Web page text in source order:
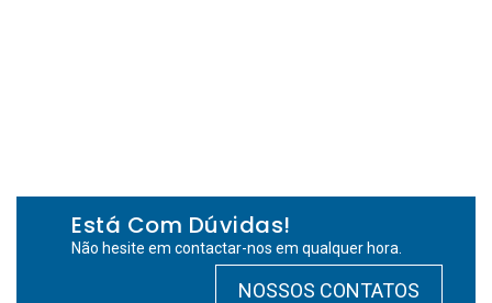
Está Com Dúvidas!
Não hesite em contactar-nos em qualquer hora.
NOSSOS CONTATOS